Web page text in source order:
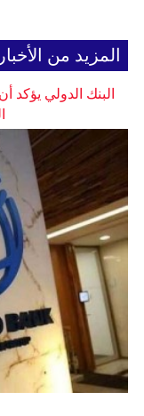
المزيد من الأخبار
البنك الدولي يؤكد